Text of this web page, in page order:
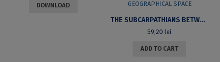
DOWNLOAD
THE SUBCARPATHIANS BETWEEN PRAHOVA AND TELEAJEN. RELIEF – SETTLEMENTS – ORGANIZATION OF THE GEOGRAPHICAL SPACE
59,20lei
ADD TO CART